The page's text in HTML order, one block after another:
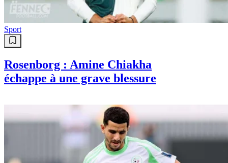
Sport
Rosenborg : Amine Chiakha
échappe à une grave blessure